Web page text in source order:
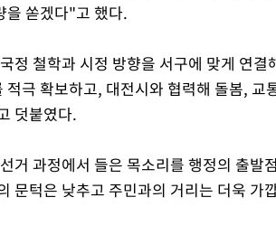
을 쏟겠다"고 했다.
정 철학과 시정 방향을 서구에 맞게 연
적극 확보하고, 대전시와 협력해 돌봄,
덧붙였다.
거 과정에서 들은 목소리를 행정의 출발
문턱은 낮추고 주민과의 거리는 더욱 가